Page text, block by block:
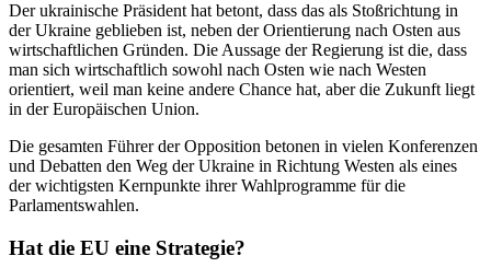
Der ukrainische Präsident hat betont, dass das als Stoßrichtung in
der Ukraine geblieben ist, neben der Orientierung nach Osten aus
wirtschaftlichen Gründen. Die Aussage der Regierung ist die, dass
man sich wirtschaftlich sowohl nach Osten wie nach Westen
orientiert, weil man keine andere Chance hat, aber die Zukunft liegt
in der Europäischen Union.
Die gesamten Führer der Opposition betonen in vielen Konferenzen
und Debatten den Weg der Ukraine in Richtung Westen als eines
der wichtigsten Kernpunkte ihrer Wahlprogramme für die
Parlamentswahlen.
Hat die EU eine Strategie?